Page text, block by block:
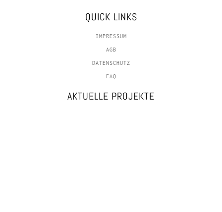
QUICK LINKS
IMPRESSUM
AGB
DATENSCHUTZ
FAQ
AKTUELLE PROJEKTE